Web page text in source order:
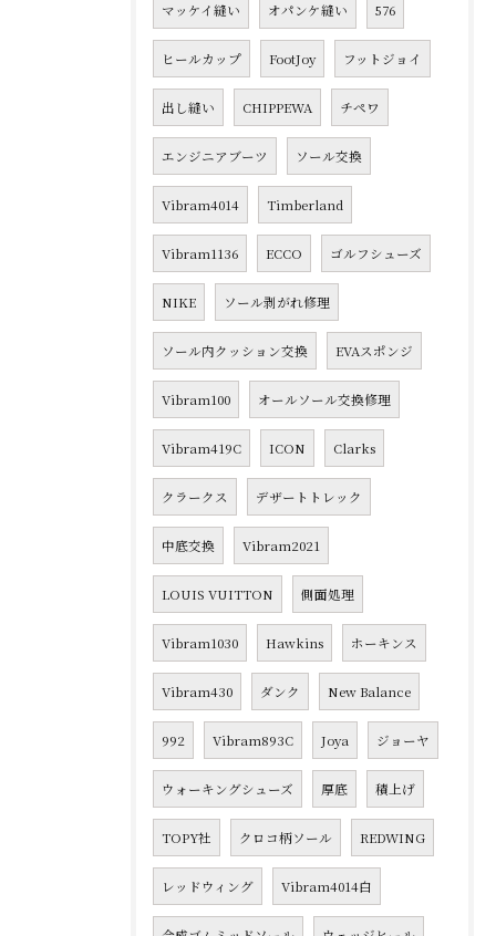
マッケイ縫い オパンケ縫い 576
ヒールカップ FootJoy フットジョイ
出し縫い CHIPPEWA チペワ
エンジニアブーツ ソール交換
Vibram4014 Timberland
Vibram1136 ECCO ゴルフシューズ
NIKE ソール剥がれ修理
ソール内クッション交換 EVAスポンジ
Vibram100 オールソール交換修理
Vibram419C ICON Clarks
クラークス デザートトレック
中底交換 Vibram2021
LOUIS VUITTON 側面処理
Vibram1030 Hawkins ホーキンス
Vibram430 ダンク New Balance
992 Vibram893C Joya ジョーヤ
ウォーキングシューズ 厚底 積上げ
TOPY社 クロコ柄ソール REDWING
レッドウィング Vibram4014白